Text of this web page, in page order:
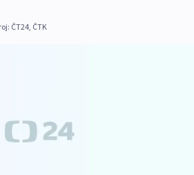
ČT24, ČTK